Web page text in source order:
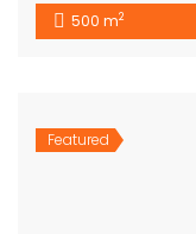
500 m2
Featured